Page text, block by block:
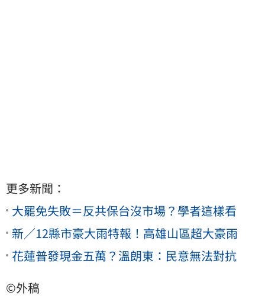
更多新聞：
大罷免失敗＝反共保台沒市場？學者這樣看
新／12縣市豪大雨特報！高雄山區超大豪雨
花蓮普發現金五萬？溫朗東：民意無法對抗
©外稿